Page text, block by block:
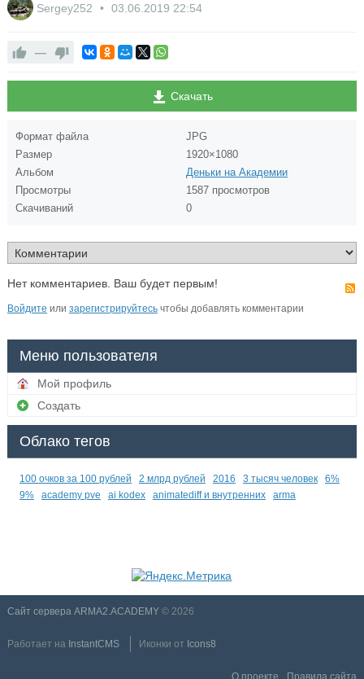
Sergey252 03.06.2019 22:54
—
Скачать
Формат файла
JPG
Размер
1920×1080
Альбом
Деньки на Академии
Просмотры
1587 просмотров
Скачиваний
0
Нет комментариев. Ваш будет первым!
Войдите или зарегистрируйтесьчтобы добавлять комментарии
Меню пользователя
Мой профиль
Создать
Облако тегов
100 очков за 100 рублей 2 млрд рублей 2016 3 тысяч человек
6%
9%
academy pve ai kodex animatediff и внутренних arma
Сайт сервера ARMA2.ACADEMY© 2026
Работает на InstantCMS Иконки от Icons8